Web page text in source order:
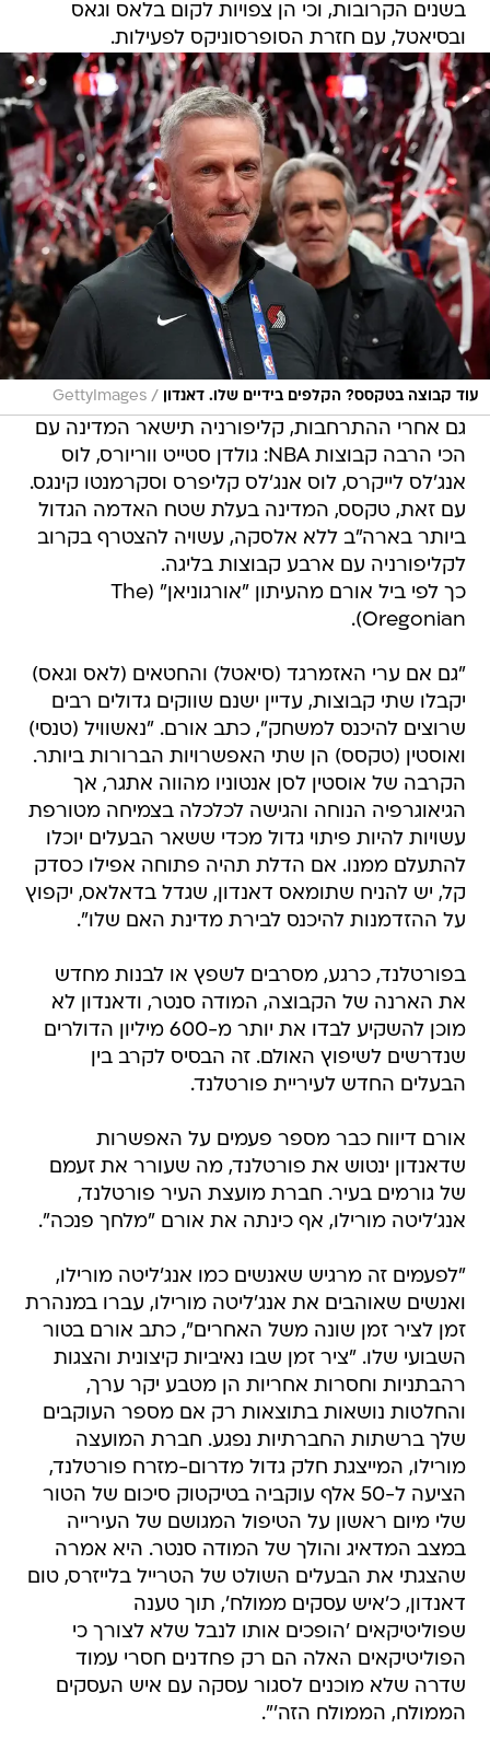
בשנים הקרובות, וכי הן צפויות לקום בלאס וגאס
ובסיאטל, עם חזרת הסופרסוניקס לפעילות.
עוד קבוצה בטקסס? הקלפים בידיים שלו. דאנדון /
GettyImages
גם אחרי ההתרחבות, קליפורניה תישאר המדינה עם
הכי הרבה קבוצות NBA: גולדן סטייט ווריורס, לוס
אנג'לס לייקרס, לוס אנג'לס קליפרס וסקרמנטו קינגס.
עם זאת, טקסס, המדינה בעלת שטח האדמה הגדול
ביותר בארה"ב ללא אלסקה, עשויה להצטרף בקרוב
לקליפורניה עם ארבע קבוצות בליגה.
כך לפי ביל אורם מהעיתון "אורגוניאן" (The
Oregonian).
"גם אם ערי האזמרגד (סיאטל) והחטאים (לאס וגאס)
יקבלו שתי קבוצות, עדיין ישנם שווקים גדולים רבים
שרוצים להיכנס למשחק", כתב אורם. "נאשוויל (טנסי)
ואוסטין (טקסס) הן שתי האפשרויות הברורות ביותר.
הקרבה של אוסטין לסן אנטוניו מהווה אתגר, אך
הגיאוגרפיה הנוחה והגישה לכלכלה בצמיחה מטורפת
עשויות להיות פיתוי גדול מכדי ששאר הבעלים יוכלו
להתעלם ממנו. אם הדלת תהיה פתוחה אפילו כסדק
קל, יש להניח שתומאס דאנדון, שגדל בדאלאס, יקפוץ
על ההזדמנות להיכנס לבירת מדינת האם שלו".
בפורטלנד, כרגע, מסרבים לשפץ או לבנות מחדש
את הארנה של הקבוצה, המודה סנטר, ודאנדון לא
מוכן להשקיע לבדו את יותר מ-600 מיליון הדולרים
שנדרשים לשיפוץ האולם. זה הבסיס לקרב בין
הבעלים החדש לעיריית פורטלנד.
אורם דיווח כבר מספר פעמים על האפשרות
שדאנדון ינטוש את פורטלנד, מה שעורר את זעמם
של גורמים בעיר. חברת מועצת העיר פורטלנד,
אנג'ליטה מורילו, אף כינתה את אורם "מלחך פנכה".
"לפעמים זה מרגיש שאנשים כמו אנג'ליטה מורילו,
ואנשים שאוהבים את אנג'ליטה מורילו, עברו במנהרת
זמן לציר זמן שונה משל האחרים", כתב אורם בטור
השבועי שלו. "ציר זמן שבו נאיביות קיצונית והצגות
רהבתניות וחסרות אחריות הן מטבע יקר ערך,
והחלטות נושאות בתוצאות רק אם מספר העוקבים
שלך ברשתות החברתיות נפגע. חברת המועצה
מורילו, המייצגת חלק גדול מדרום-מזרח פורטלנד,
הציעה ל-50 אלף עוקביה בטיקטוק סיכום של הטור
שלי מיום ראשון על הטיפול המגושם של העירייה
במצב המדאיג והולך של המודה סנטר. היא אמרה
שהצגתי את הבעלים השולט של הטרייל בלייזרס, טום
דאנדון, כ'איש עסקים ממולח', תוך טענה
שפוליטיקאים 'הופכים אותו לנבל שלא לצורך כי
הפוליטיקאים האלה הם רק פחדנים חסרי עמוד
שדרה שלא מוכנים לסגור עסקה עם איש העסקים
הממולח, הממולח הזה'".